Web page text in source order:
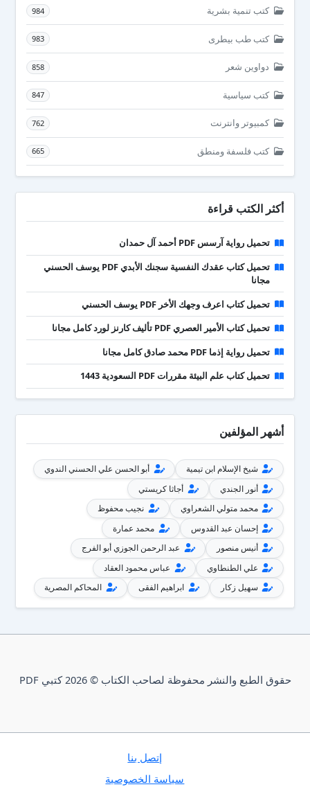
كتب تنمية بشرية 984
كتب طب بيطرى 983
دواوين شعر 858
كتب سياسية 847
كمبيوتر وانترنت 762
كتب فلسفة ومنطق 665
أكثر الكتب قراءة
تحميل رواية آرسس PDF أحمد آل حمدان
تحميل كتاب عقدك النفسية سجنك الأبدي PDF يوسف الحسني
مجانا
تحميل كتاب اعرف وجهك الأخر PDF يوسف الحسني
تحميل كتاب الأمير العصري PDF تأليف كارنز لورد كامل مجانا
تحميل رواية إذما PDF محمد صادق كامل مجانا
تحميل كتاب علم البيئة مقررات PDF السعودية 1443
أشهر المؤلفين
شيخ الإسلام ابن تيمية
أبو الحسن علي الحسني الندوي
أنور الجندي
أجاثا كريستي
محمد متولي الشعراوي
نجيب محفوظ
إحسان عبد القدوس
محمد عمارة
أنيس منصور
عبد الرحمن الجوزي أبو الفرج
علي الطنطاوي
عباس محمود العقاد
سهيل زكار
ابراهيم الفقى المحاكم المصرية
حقوق الطبع والنشر محفوظة لصاحب الكتاب © 2026 كتبي PDF
إتصل بنا
سياسة الخصوصية